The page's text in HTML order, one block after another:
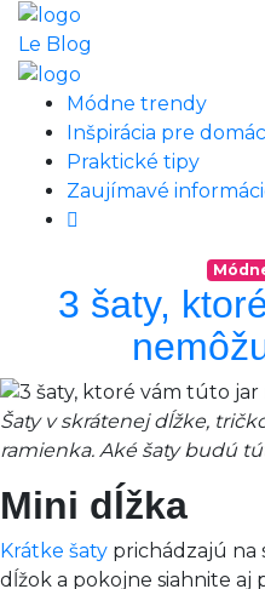
Le Blog
Módne trendy
Inšpirácia pre
Praktické tipy
Zaujímavé
3 šaty,
Šaty v skrátenej dĺžke,
ramienka. Aké šaty budú
Mini dĺžka
Krátke šaty prichádzajú na
dĺžok a pokojne siahnite aj